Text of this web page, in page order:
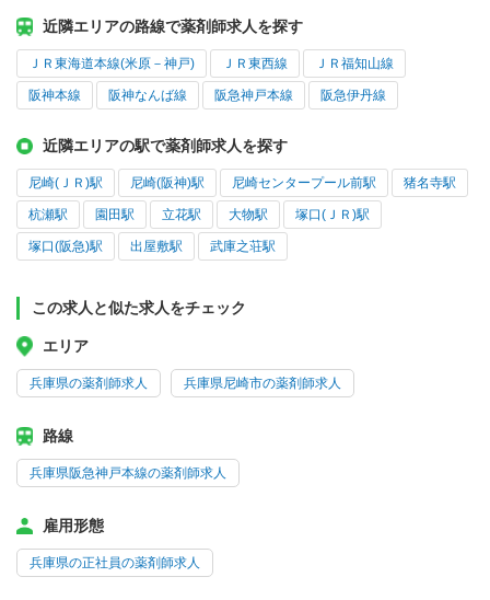
近隣エリアの路線で薬剤師求人を探す
ＪＲ東海道本線(米原－神戸) ＪＲ東西線 ＪＲ福知山線
阪神本線 阪神なんば線 阪急神戸本線 阪急伊丹線
近隣エリアの駅で薬剤師求人を探す
尼崎(ＪＲ)駅 尼崎(阪神)駅 尼崎センタープール前駅 猪名寺駅
杭瀬駅 園田駅 立花駅 大物駅 塚口(ＪＲ)駅
塚口(阪急)駅 出屋敷駅 武庫之荘駅
この求人と似た求人をチェック
エリア
兵庫県の薬剤師求人 兵庫県尼崎市の薬剤師求人
路線
兵庫県阪急神戸本線の薬剤師求人
雇用形態
兵庫県の正社員の薬剤師求人